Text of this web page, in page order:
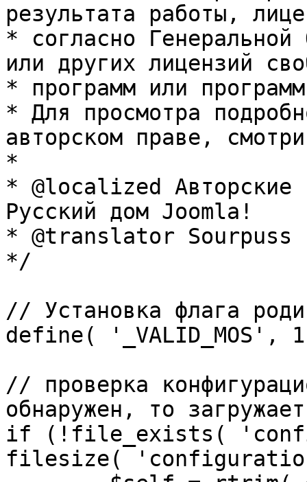
результата работы,
* согласно Генеральной
или других лицензий
* программ или
* Для просмотра
авторском праве,
*
* @localized Авторские
Русский дом Joomla!
* @translator Sourpuss
*/
// Установка флага
define( '_VALID_MOS',
// проверка
обнаружен, то
if (!file_exists(
filesize(